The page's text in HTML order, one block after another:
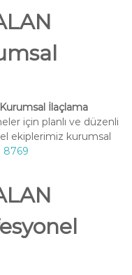
İlaçlama
için planlı ve düzenli
ekiplerimiz kurumsal
8769